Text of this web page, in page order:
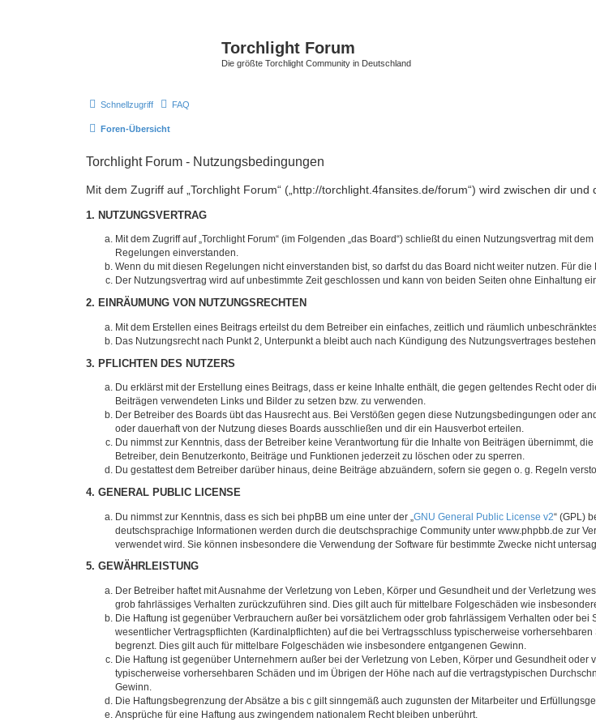
Torchlight Forum
Die größte Torchlight Community in Deutschland
Schnellzugriff FAQ
Foren-Übersicht
Torchlight Forum - Nutzungsbedingungen
Mit dem Zugriff auf „Torchlight Forum“ („http://torchlight.4fansites.de/forum“) wird zwischen dir
1. NUTZUNGSVERTRAG
Mit dem Zugriff auf „Torchlight Forum“ (im Folgenden „das Board“) schließt du einen Nutzungsvertrag mit
Regelungen einverstanden.
Wenn du mit diesen Regelungen nicht einverstanden bist, so darfst du das Board nicht weiter nutzen. Für
Der Nutzungsvertrag wird auf unbestimmte Zeit geschlossen und kann von beiden Seiten ohne Einhaltung
2. EINRÄUMUNG VON NUTZUNGSRECHTEN
Mit dem Erstellen eines Beitrags erteilst du dem Betreiber ein einfaches, zeitlich und räumlich
Das Nutzungsrecht nach Punkt 2, Unterpunkt a bleibt auch nach Kündigung des Nutzungsvertrages
3. PFLICHTEN DES NUTZERS
Du erklärst mit der Erstellung eines Beitrags, dass er keine Inhalte enthält, die gegen geltendes Recht oder
Beiträgen verwendeten Links und Bilder zu setzen bzw. zu verwenden.
Der Betreiber des Boards übt das Hausrecht aus. Bei Verstößen gegen diese Nutzungsbedingungen oder
oder dauerhaft von der Nutzung dieses Boards ausschließen und dir ein Hausverbot erteilen.
Du nimmst zur Kenntnis, dass der Betreiber keine Verantwortung für die Inhalte von Beiträgen übernimmt,
Betreiber, dein Benutzerkonto, Beiträge und Funktionen jederzeit zu löschen oder zu sperren.
Du gestattest dem Betreiber darüber hinaus, deine Beiträge abzuändern, sofern sie gegen o. g. Regeln
4. GENERAL PUBLIC LICENSE
Du nimmst zur Kenntnis, dass es sich bei phpBB um eine unter der „ GNU General Public License v2“ (GPL)
deutschsprachige Informationen werden durch die deutschsprachige Community unter www.phpbb.de zur
verwendet wird. Sie können insbesondere die Verwendung der Software für bestimmte Zwecke nicht
5. GEWÄHRLEISTUNG
Der Betreiber haftet mit Ausnahme der Verletzung von Leben, Körper und Gesundheit und der Verletzung
grob fahrlässiges Verhalten zurückzuführen sind. Dies gilt auch für mittelbare Folgeschäden wie
Die Haftung ist gegenüber Verbrauchern außer bei vorsätzlichem oder grob fahrlässigem Verhalten oder
wesentlicher Vertragspflichten (Kardinalpflichten) auf die bei Vertragsschluss typischerweise
begrenzt. Dies gilt auch für mittelbare Folgeschäden wie insbesondere entgangenen Gewinn.
Die Haftung ist gegenüber Unternehmern außer bei der Verletzung von Leben, Körper und Gesundheit
typischerweise vorhersehbaren Schäden und im Übrigen der Höhe nach auf die vertragstypischen
Gewinn.
Die Haftungsbegrenzung der Absätze a bis c gilt sinngemäß auch zugunsten der Mitarbeiter und
Ansprüche für eine Haftung aus zwingendem nationalem Recht bleiben unberührt.